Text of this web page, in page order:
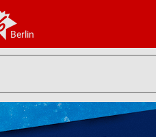
Berlin